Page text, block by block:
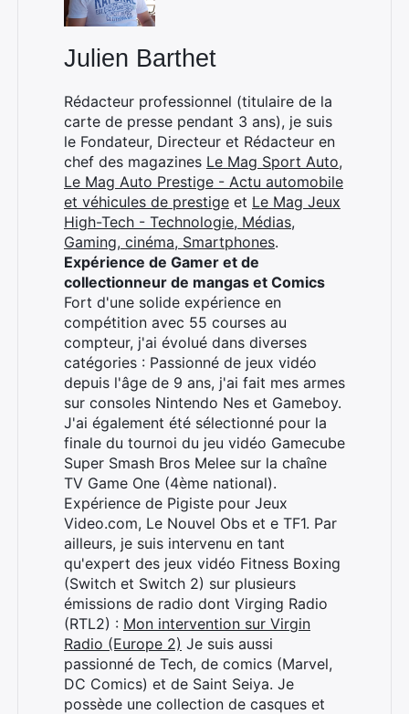
Julien Barthet
Rédacteur professionnel (titulaire de la
carte de presse pendant 3 ans), je suis
le Fondateur, Directeur et Rédacteur en
chef des magazines Le Mag Sport Auto,
Le Mag Auto Prestige - Actu automobile
et véhicules de prestige et Le Mag Jeux
High-Tech - Technologie, Médias,
Gaming, cinéma, Smartphones.
Expérience de Gamer et de
collectionneur de mangas et Comics
Fort d'une solide expérience en
compétition avec 55 courses au
compteur, j'ai évolué dans diverses
catégories : Passionné de jeux vidéo
depuis l'âge de 9 ans, j'ai fait mes armes
sur consoles Nintendo Nes et Gameboy.
J'ai également été sélectionné pour la
finale du tournoi du jeu vidéo Gamecube
Super Smash Bros Melee sur la chaîne
TV Game One (4ème national).
Expérience de Pigiste pour Jeux
Video.com, Le Nouvel Obs et e TF1. Par
ailleurs, je suis intervenu en tant
qu'expert des jeux vidéo Fitness Boxing
(Switch et Switch 2) sur plusieurs
émissions de radio dont Virging Radio
(RTL2) : Mon intervention sur Virgin
Radio (Europe 2) Je suis aussi
passionné de Tech, de comics (Marvel,
DC Comics) et de Saint Seiya. Je
possède une collection de casques et
Rechercher